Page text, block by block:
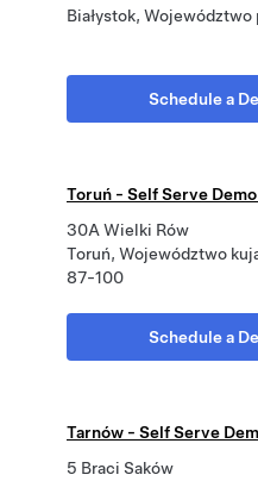
Białystok,
Schedule a
Toruń - Self Serve
30A Wielki Rów
Toruń, Województwo
87-100
Schedule a
Tarnów - Self Serve
5 Braci Saków